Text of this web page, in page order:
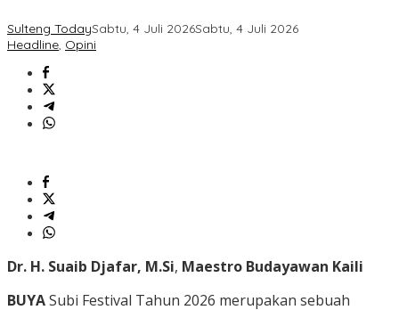
Sulteng TodaySabtu, 4 Juli 2026Sabtu, 4 Juli 2026
Headline, Opini
Dr. H. Suaib Djafar, M.Si, Maestro Budayawan Kaili
BUYASubi Festival Tahun 2026 merupakan sebuah